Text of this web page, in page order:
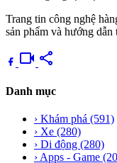
Trang tin công nghệ
sản phẩm và hướng
videocam share
Danh mục
› Khám phá (591)
› Xe (280)
› Di động (280)
› Apps - Game